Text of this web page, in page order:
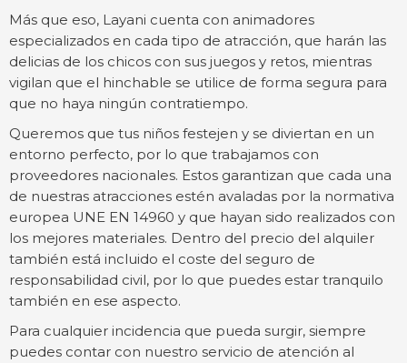
Más que eso, Layani cuenta con animadores
especializados en cada tipo de atracción, que harán las
delicias de los chicos con sus juegos y retos, mientras
vigilan que el hinchable se utilice de forma segura para
que no haya ningún contratiempo.
Queremos que tus niños festejen y se diviertan en un
entorno perfecto, por lo que trabajamos con
proveedores nacionales. Estos garantizan que cada una
de nuestras atracciones estén avaladas por la normativa
europea UNE EN 14960 y que hayan sido realizados con
los mejores materiales. Dentro del precio del alquiler
también está incluido el coste del seguro de
responsabilidad civil, por lo que puedes estar tranquilo
también en ese aspecto.
Para cualquier incidencia que pueda surgir, siempre
puedes contar con nuestro servicio de atención al